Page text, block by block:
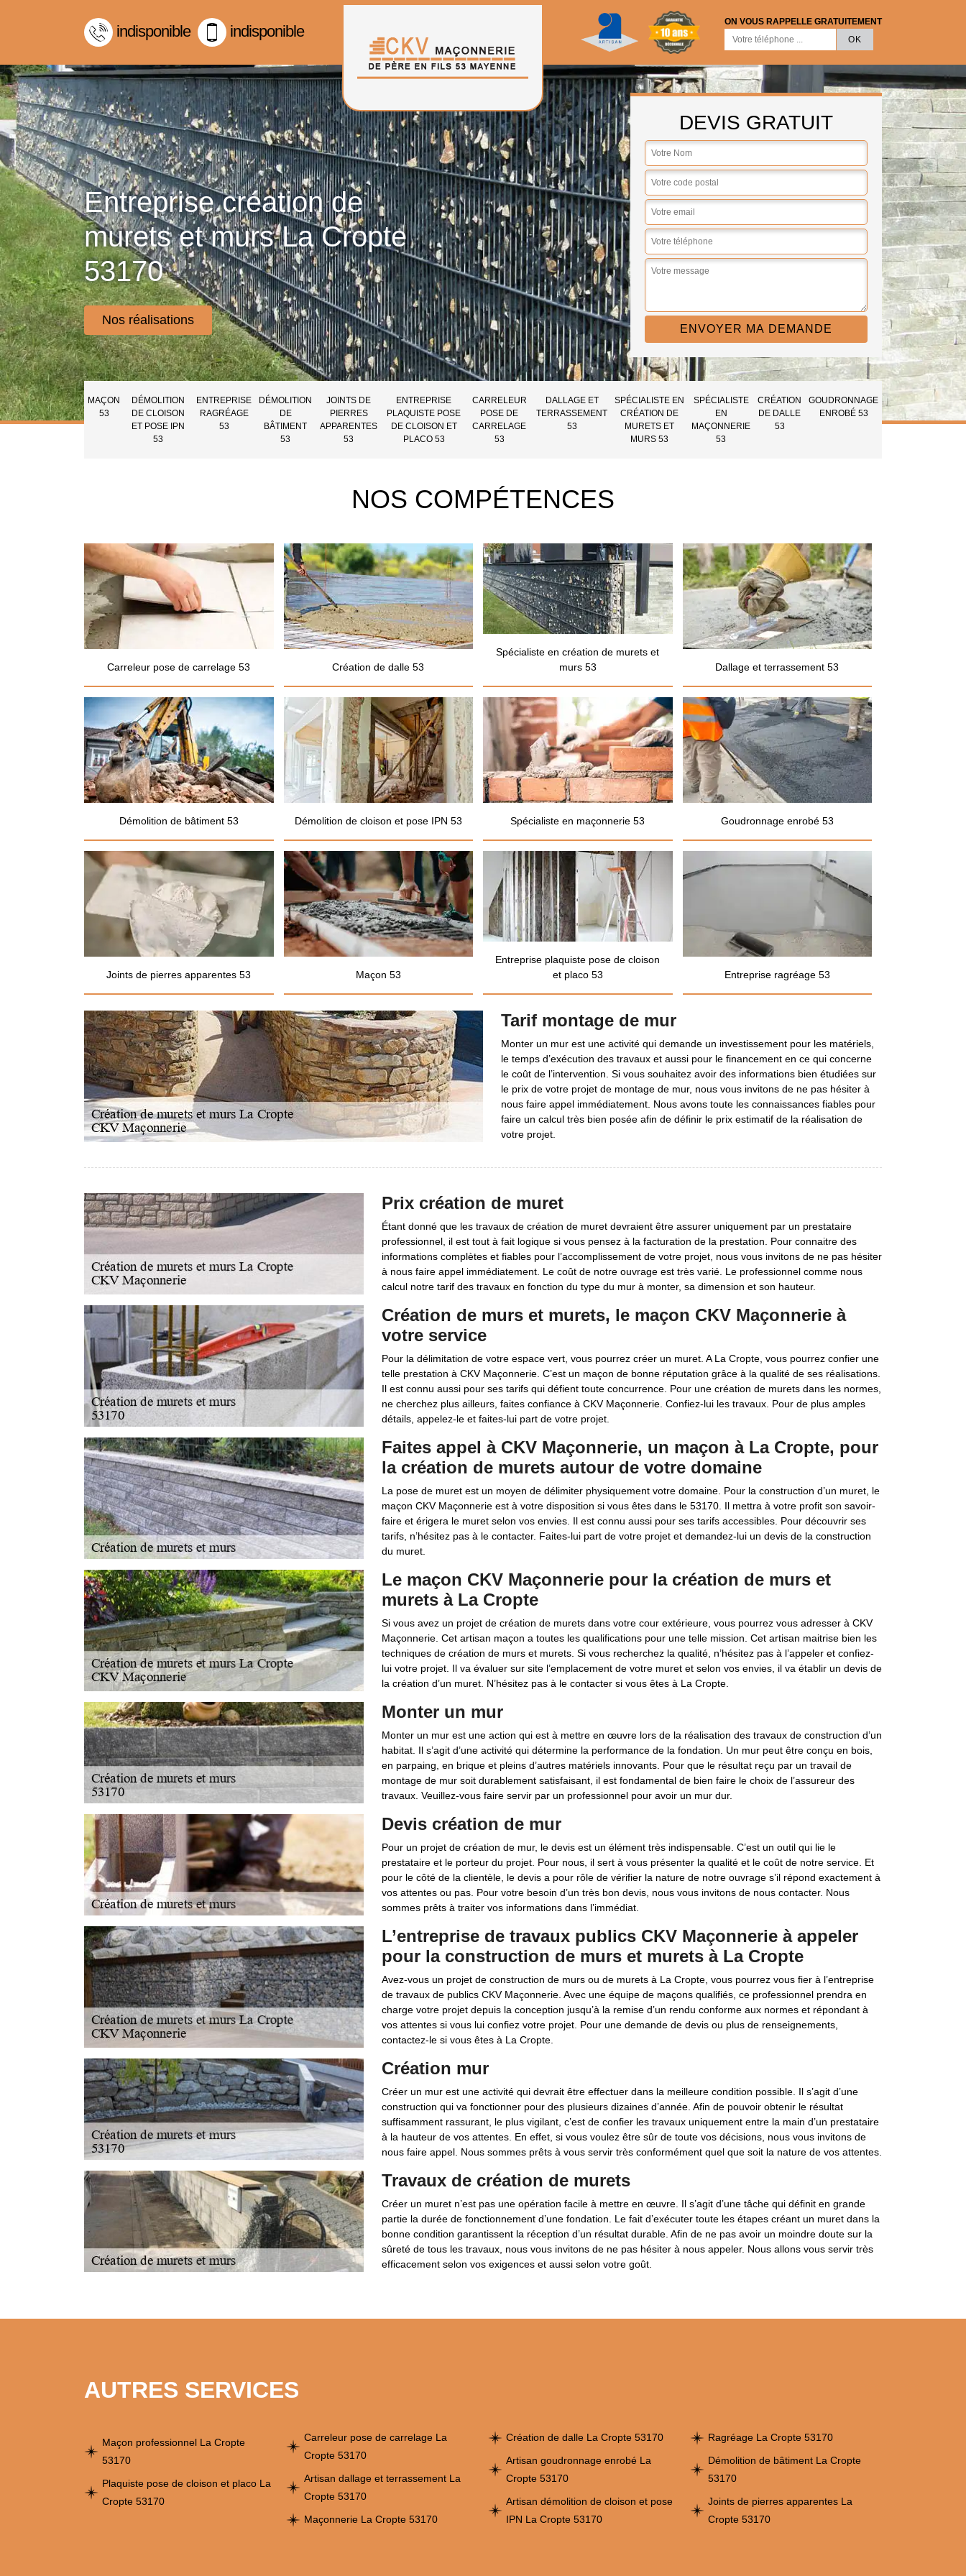
indisponible indisponible
ON VOUS RAPPELLE GRATUITEMENT
Entreprise création de
murets et murs La Cropte
53170
Nos réalisations
DEVIS GRATUIT
MAÇON
53
DÉMOLITION
DE CLOISON
ET POSE IPN
53
ENTREPRISE
RAGRÉAGE
53
DÉMOLITION
DE
BÂTIMENT
53
JOINTS DE
PIERRES
APPARENTES
53
ENTREPRISE
PLAQUISTE POSE
DE CLOISON ET
PLACO 53
CARRELEUR
POSE DE
CARRELAGE
53
DALLAGE ET
TERRASSEMENT
53
SPÉCIALISTE EN
CRÉATION DE
MURETS ET
MURS 53
SPÉCIALISTE
EN
MAÇONNERIE
53
CRÉATION
DE DALLE
53
GOUDRONNAGE
ENROBÉ 53
NOS COMPÉTENCES
Carreleur pose de carrelage 53 Création de dalle 53
Spécialiste en création de murets et
murs 53
Dallage et terrassement 53
Démolition de bâtiment 53 Démolition de cloison et pose IPN 53 Spécialiste en maçonnerie 53 Goudronnage enrobé 53
Joints de pierres apparentes 53 Maçon 53
Entreprise plaquiste pose de cloison
et placo 53
Entreprise ragréage 53
Tarif montage de mur
Monter un mur est une activité qui demande un investissement pour les matériels,
le temps d’exécution des travaux et aussi pour le financement en ce qui concerne
le coût de l’intervention. Si vous souhaitez avoir des informations bien étudiées sur
le prix de votre projet de montage de mur, nous vous invitons de ne pas hésiter à
nous faire appel immédiatement. Nous avons toute les connaissances fiables pour
faire un calcul très bien posée afin de définir le prix estimatif de la réalisation de
votre projet.
Prix création de muret
Étant donné que les travaux de création de muret devraient être assurer uniquement par un prestataire
professionnel, il est tout à fait logique si vous pensez à la facturation de la prestation. Pour connaitre des
informations complètes et fiables pour l’accomplissement de votre projet, nous vous invitons de ne pas hésiter
à nous faire appel immédiatement. Le coût de notre ouvrage est très varié. Le professionnel comme nous
calcul notre tarif des travaux en fonction du type du mur à monter, sa dimension et son hauteur.
Création de murs et murets, le maçon CKV Maçonnerie à
votre service
Pour la délimitation de votre espace vert, vous pourrez créer un muret. A La Cropte, vous pourrez confier une
telle prestation à CKV Maçonnerie. C’est un maçon de bonne réputation grâce à la qualité de ses réalisations.
Il est connu aussi pour ses tarifs qui défient toute concurrence. Pour une création de murets dans les normes,
ne cherchez plus ailleurs, faites confiance à CKV Maçonnerie. Confiez-lui les travaux. Pour de plus amples
détails, appelez-le et faites-lui part de votre projet.
Faites appel à CKV Maçonnerie, un maçon à La Cropte, pour
la création de murets autour de votre domaine
La pose de muret est un moyen de délimiter physiquement votre domaine. Pour la construction d’un muret, le
maçon CKV Maçonnerie est à votre disposition si vous êtes dans le 53170. Il mettra à votre profit son savoir-
faire et érigera le muret selon vos envies. Il est connu aussi pour ses tarifs accessibles. Pour découvrir ses
tarifs, n’hésitez pas à le contacter. Faites-lui part de votre projet et demandez-lui un devis de la construction
du muret.
Le maçon CKV Maçonnerie pour la création de murs et
murets à La Cropte
Si vous avez un projet de création de murets dans votre cour extérieure, vous pourrez vous adresser à CKV
Maçonnerie. Cet artisan maçon a toutes les qualifications pour une telle mission. Cet artisan maitrise bien les
techniques de création de murs et murets. Si vous recherchez la qualité, n’hésitez pas à l’appeler et confiez-
lui votre projet. Il va évaluer sur site l’emplacement de votre muret et selon vos envies, il va établir un devis de
la création d’un muret. N’hésitez pas à le contacter si vous êtes à La Cropte.
Monter un mur
Monter un mur est une action qui est à mettre en œuvre lors de la réalisation des travaux de construction d’un
habitat. Il s’agit d’une activité qui détermine la performance de la fondation. Un mur peut être conçu en bois,
en parpaing, en brique et pleins d’autres matériels innovants. Pour que le résultat reçu par un travail de
montage de mur soit durablement satisfaisant, il est fondamental de bien faire le choix de l’assureur des
travaux. Veuillez-vous faire servir par un professionnel pour avoir un mur dur.
Devis création de mur
Pour un projet de création de mur, le devis est un élément très indispensable. C’est un outil qui lie le
prestataire et le porteur du projet. Pour nous, il sert à vous présenter la qualité et le coût de notre service. Et
pour le côté de la clientèle, le devis a pour rôle de vérifier la nature de notre ouvrage s’il répond exactement à
vos attentes ou pas. Pour votre besoin d’un très bon devis, nous vous invitons de nous contacter. Nous
sommes prêts à traiter vos informations dans l’immédiat.
L’entreprise de travaux publics CKV Maçonnerie à appeler
pour la construction de murs et murets à La Cropte
Avez-vous un projet de construction de murs ou de murets à La Cropte, vous pourrez vous fier à l’entreprise
de travaux de publics CKV Maçonnerie. Avec une équipe de maçons qualifiés, ce professionnel prendra en
charge votre projet depuis la conception jusqu’à la remise d’un rendu conforme aux normes et répondant à
vos attentes si vous lui confiez votre projet. Pour une demande de devis ou plus de renseignements,
contactez-le si vous êtes à La Cropte.
Création mur
Créer un mur est une activité qui devrait être effectuer dans la meilleure condition possible. Il s’agit d’une
construction qui va fonctionner pour des plusieurs dizaines d’année. Afin de pouvoir obtenir le résultat
suffisamment rassurant, le plus vigilant, c’est de confier les travaux uniquement entre la main d’un prestataire
à la hauteur de vos attentes. En effet, si vous voulez être sûr de toute vos décisions, nous vous invitons de
nous faire appel. Nous sommes prêts à vous servir très conformément quel que soit la nature de vos attentes.
Travaux de création de murets
Créer un muret n’est pas une opération facile à mettre en œuvre. Il s’agit d’une tâche qui définit en grande
partie la durée de fonctionnement d’une fondation. Le fait d’exécuter toute les étapes créant un muret dans la
bonne condition garantissent la réception d’un résultat durable. Afin de ne pas avoir un moindre doute sur la
sûreté de tous les travaux, nous vous invitons de ne pas hésiter à nous appeler. Nous allons vous servir très
efficacement selon vos exigences et aussi selon votre goût.
AUTRES SERVICES
Maçon professionnel La Cropte
53170
Plaquiste pose de cloison et placo La
Cropte 53170
Carreleur pose de carrelage La
Cropte 53170
Artisan dallage et terrassement La
Cropte 53170
Maçonnerie La Cropte 53170
Création de dalle La Cropte 53170
Artisan goudronnage enrobé La
Cropte 53170
Artisan démolition de cloison et pose
IPN La Cropte 53170
Ragréage La Cropte 53170
Démolition de bâtiment La Cropte
53170
Joints de pierres apparentes La
Cropte 53170